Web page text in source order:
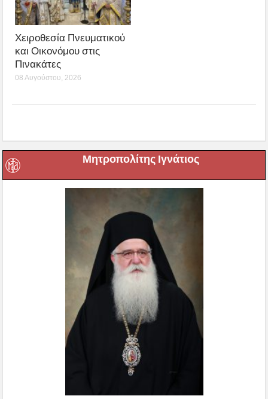
Χειροθεσία Πνευματικού
και Οικονόμου στις
Πινακάτες
08 Αυγούστου, 2026
Μητροπολίτης Ιγνάτιος